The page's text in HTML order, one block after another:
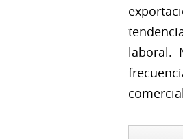
laboral.